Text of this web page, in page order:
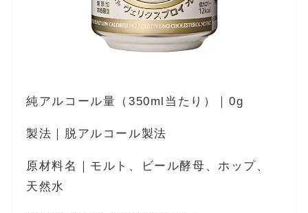
純アルコール量（350ml当たり）｜0g
製法｜脱アルコール製法
原材料名｜モルト、ビール酵母、ホップ、
天然水